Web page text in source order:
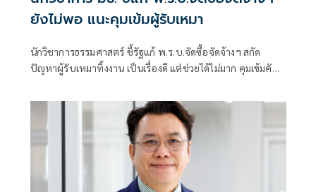
ยังไม่พอ แนะคุมเข้มผู้รับเหมา
นักวิชาการธรรมศาสตร์ ชี้รัฐแก้ พ.ร.บ.จัดซื้อจัดจ้างฯ สกัด
ปัญหาผู้รับเหมาทิ้งงาน เป็นเรื่องดี แต่ช่วยได้ไม่มาก คุมเข้มคัด